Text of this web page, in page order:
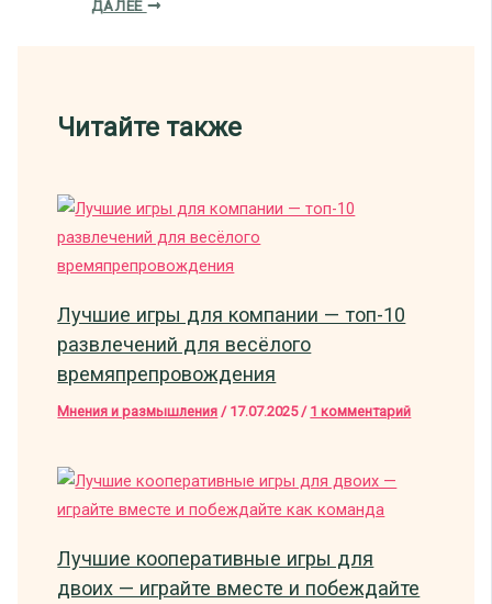
ДАЛЕЕ
Читайте также
Лучшие игры для компании — топ-10
развлечений для весёлого
времяпрепровождения
Мнения и размышления / 17.07.2025 / 1 комментарий
Лучшие кооперативные игры для
двоих — играйте вместе и побеждайте